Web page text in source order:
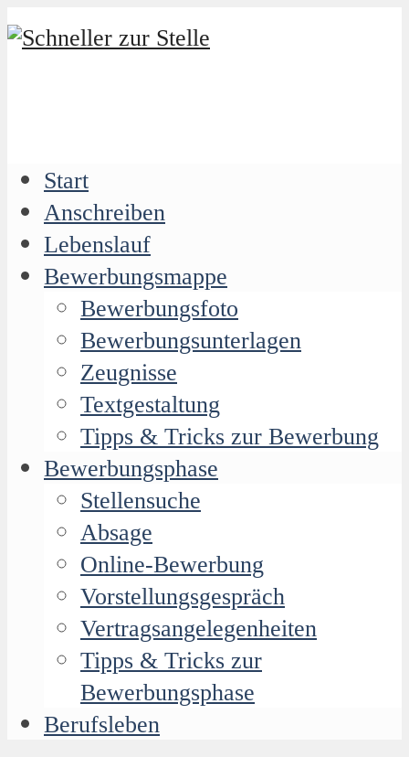
Start
Anschreiben
Lebenslauf
Bewerbungsmappe
Bewerbungsfoto
Bewerbungsunterlagen
Zeugnisse
Textgestaltung
Tipps & Tricks zur Bewerbung
Bewerbungsphase
Stellensuche
Absage
Online-Bewerbung
Vorstellungsgespräch
Vertragsangelegenheiten
Tipps & Tricks zur
Bewerbungsphase
Berufsleben